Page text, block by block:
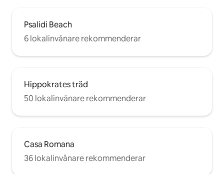
Psalidi Beach
6 lokalinvånare rekommenderar
Hippokrates träd
50 lokalinvånare rekommenderar
Casa Romana
36 lokalinvånare rekommenderar